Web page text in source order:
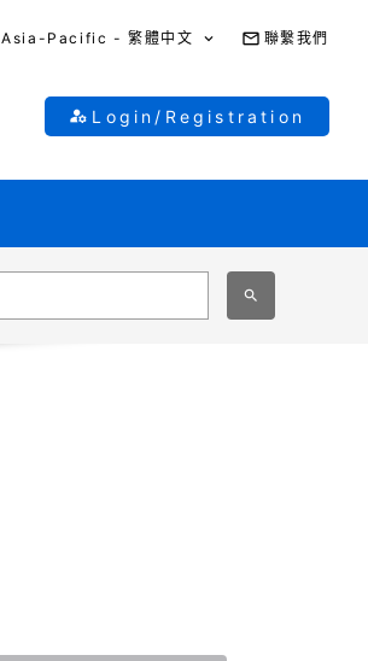
Asia-Pacific - 繁體中文 聯繫我們
Login/Registration